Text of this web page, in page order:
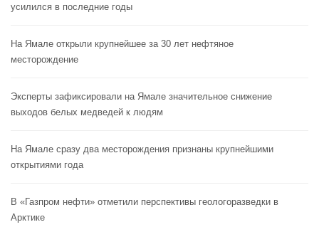
усилился в последние годы
На Ямале открыли крупнейшее за 30 лет нефтяное
месторождение
Эксперты зафиксировали на Ямале значительное снижение
выходов белых медведей к людям
На Ямале сразу два месторождения признаны крупнейшими
открытиями года
В «Газпром нефти» отметили перспективы геологоразведки в
Арктике